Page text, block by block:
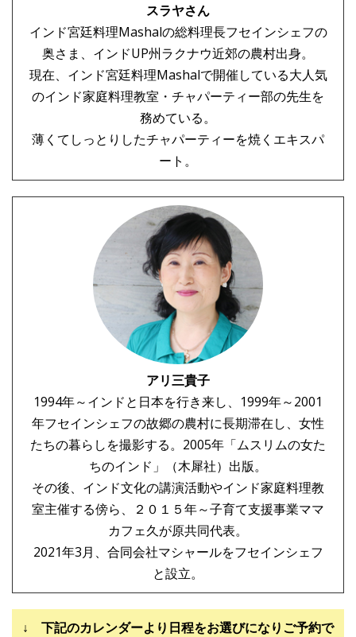
スラヤさん
インド宮廷料理Mashalの総料理長フセインシェフの
奥さま、インドUP州ラクナウ近郊の農村出身。
現在、インド宮廷料理Mashalで開催している大人気
のインド家庭料理教室・チャパーティー部の先生を
務めている。
薄くてしっとりしたチャパーティーを焼くエキスパ
ート。
アリ三貴子
1994年～インドと日本を行き来し、1999年～2001
年フセインシェフの故郷の農村に長期滞在し、女性
たちの暮らしを撮影する。2005年「ムスリムの女た
ちのインド」（木犀社）出版。
その後、インド文化の講演活動やインド家庭料理教
室主催する傍ら、２０１５年～子育て支援事業ママ
カフェ久が原共同代表。
2021年3月、合同会社マシャールをフセインシェフ
と設立。
↓ 下記のカレンダーより日程をお選びになりご予約で